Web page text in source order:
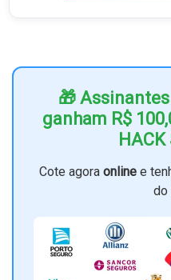
🎁
ganham R$
Cote agora onlinee
do